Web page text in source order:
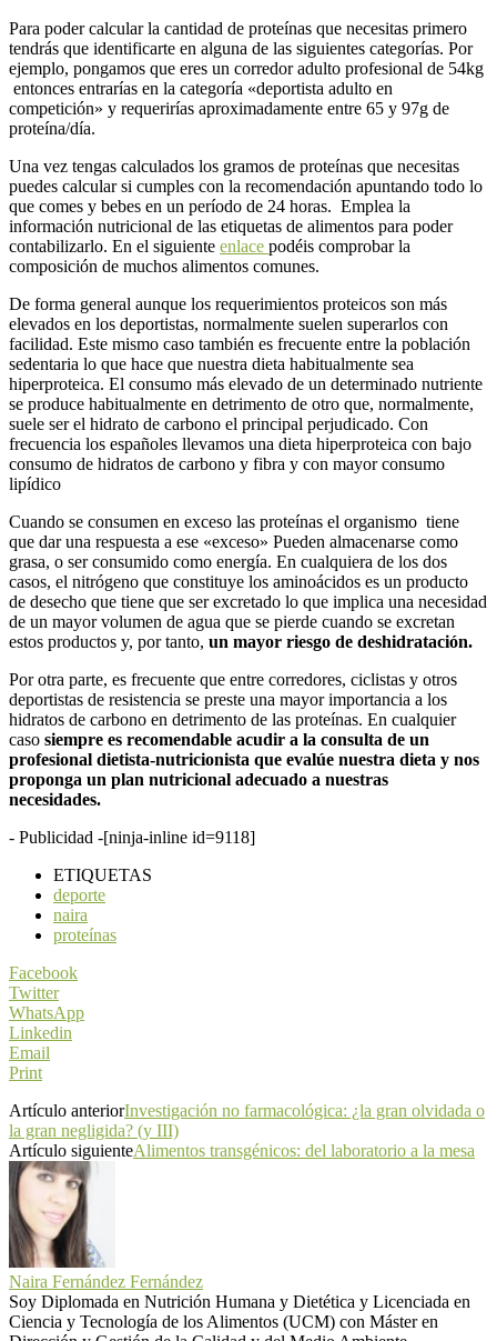
Para poder calcular la cantidad de proteínas que necesitas primero
tendrás que identificarte en alguna de las siguientes categorías. Por
ejemplo, pongamos que eres un corredor adulto profesional de 54kg
entonces entrarías en la categoría «deportista adulto en
competición» y requerirías aproximadamente entre 65 y 97g de
proteína/día.
Una vez tengas calculados los gramos de proteínas que necesitas
puedes calcular si cumples con la recomendación apuntando todo lo
que comes y bebes en un período de 24 horas. Emplea la
información nutricional de las etiquetas de alimentos para poder
contabilizarlo. En el siguiente enlace podéis comprobar la
composición de muchos alimentos comunes.
De forma general aunque los requerimientos proteicos son más
elevados en los deportistas, normalmente suelen superarlos con
facilidad. Este mismo caso también es frecuente entre la población
sedentaria lo que hace que nuestra dieta habitualmente sea
hiperproteica. El consumo más elevado de un determinado nutriente
se produce habitualmente en detrimento de otro que, normalmente,
suele ser el hidrato de carbono el principal perjudicado. Con
frecuencia los españoles llevamos una dieta hiperproteica con bajo
consumo de hidratos de carbono y fibra y con mayor consumo
lipídico
Cuando se consumen en exceso las proteínas el organismo tiene
que dar una respuesta a ese «exceso» Pueden almacenarse como
grasa, o ser consumido como energía. En cualquiera de los dos
casos, el nitrógeno que constituye los aminoácidos es un producto
de desecho que tiene que ser excretado lo que implica una necesidad
de un mayor volumen de agua que se pierde cuando se excretan
estos productos y, por tanto, un mayor riesgo de deshidratación.
Por otra parte, es frecuente que entre corredores, ciclistas y otros
deportistas de resistencia se preste una mayor importancia a los
hidratos de carbono en detrimento de las proteínas. En cualquier
caso siempre es recomendable acudir a la consulta de un
profesional dietista-nutricionista que evalúe nuestra dieta y nos
proponga un plan nutricional adecuado a nuestras
necesidades.
- Publicidad -[ninja-inline id=9118]
ETIQUETAS
deporte
naira
proteínas
Facebook
Twitter
WhatsApp
Linkedin
Email
Print
Artículo anteriorInvestigación no farmacológica: ¿la gran olvidada o
la gran negligida? (y III)
Artículo siguienteAlimentos transgénicos: del laboratorio a la mesa
Naira Fernández Fernández
Soy Diplomada en Nutrición Humana y Dietética y Licenciada en
Ciencia y Tecnología de los Alimentos (UCM) con Máster en